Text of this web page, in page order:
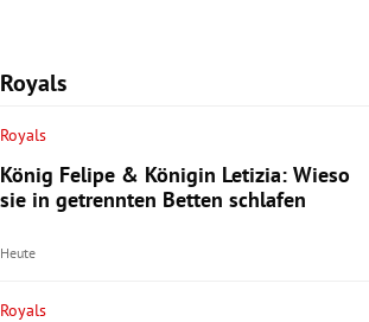
Royals
Royals
König Felipe & Königin Letizia: Wieso
sie in getrennten Betten schlafen
Heute
Royals